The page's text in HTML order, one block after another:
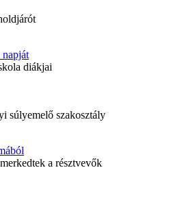
napját
diákjai
súlyemelő szakosztály
a résztvevők